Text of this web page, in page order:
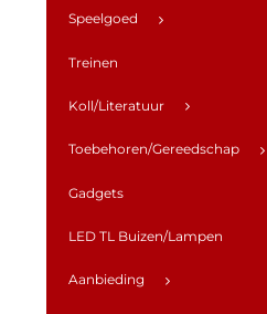
Speelgoed
Treinen
Koll/Literatuur
Toebehoren/Gereedschap
Gadgets
LED TL Buizen/Lampen
Aanbieding